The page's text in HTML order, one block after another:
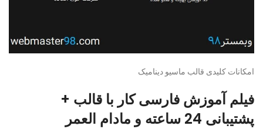
امکانات کلیدی قالب ماسیو دینامیک
فیلم آموزش فارسی کار با قالب +
پشتیبانی 24 ساعته و مادام العمر